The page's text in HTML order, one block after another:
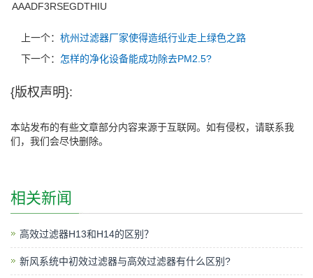
AAADF3RSEGDTHIU
上一个： 杭州过滤器厂家使得造纸行业走上绿色之路
下一个： 怎样的净化设备能成功除去PM2.5?
{版权声明}:
本站发布的有些文章部分内容来源于互联网。如有侵权，请联系我
们，我们会尽快删除。
相关新闻
高效过滤器H13和H14的区别？
新风系统中初效过滤器与高效过滤器有什么区别?